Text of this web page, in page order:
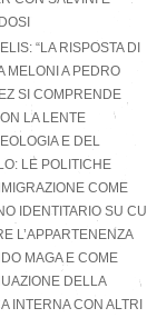
“LA RISPOSTA DI
MELONI A PEDRO
SI COMPRENDE
LA LENTE
E DEL
LE POLITICHE
COME
IDENTITARIO SU CUI
L’APPARTENENZA
MAGA E COME
DELLA
INTERNA CON ALTRI